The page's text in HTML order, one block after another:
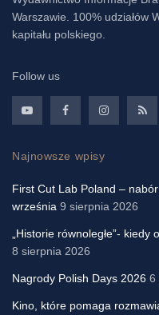
Warszawie. 100% udziałów
kapitału polskiego.
Follow us
Najnowsze wpisy
First Cut Lab Poland –
września 9 sierpnia 2026
„Historie równoległe”-
8 sierpnia 2026
Nagrody Polish Days 2026 6
Kino, które pomaga